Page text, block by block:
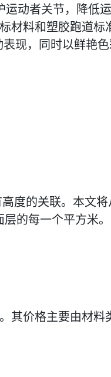
动者关节，降低运
材料和塑胶跑道标
现，同时以鲜艳
度的关联。本文将
的每一个平方米。
其价格主要由材料